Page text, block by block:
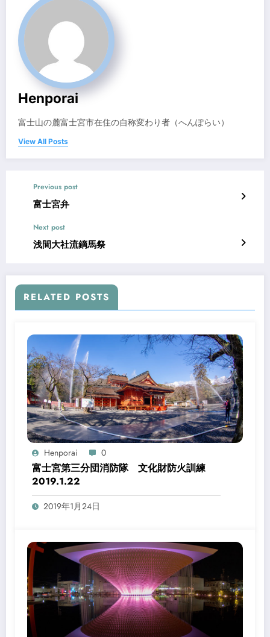
Henporai
富士山の麓富士宮市在住の自称変わり者（へんぽらい）
View All Posts
Previous post
富士宮弁
Next post
浅間大社流鏑馬祭
RELATED POSTS
Henporai 0
富士宮第三分団消防隊 文化財防火訓練
2019.1.22
2019年1月24日